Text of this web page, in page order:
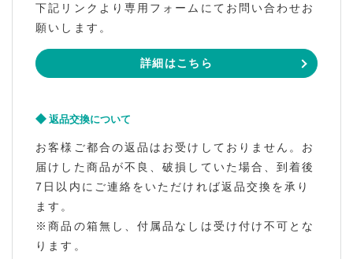
下記リンクより専用フォームにてお問い合わせお
願いします。
詳細はこちら
返品交換について
お客様ご都合の返品はお受けしておりません。お
届けした商品が不良、破損していた場合、到着後
7日以内にご連絡をいただければ返品交換を承り
ます。
※商品の箱無し、付属品なしは受け付け不可とな
ります。